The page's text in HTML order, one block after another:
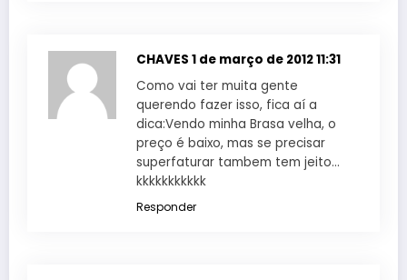
CHAVES 1 de março de 2012 11:31
Como vai ter muita gente
querendo fazer isso, fica aí a
dica:Vendo minha Brasa velha, o
preço é baixo, mas se precisar
superfaturar tambem tem jeito…
kkkkkkkkkkk
Responder